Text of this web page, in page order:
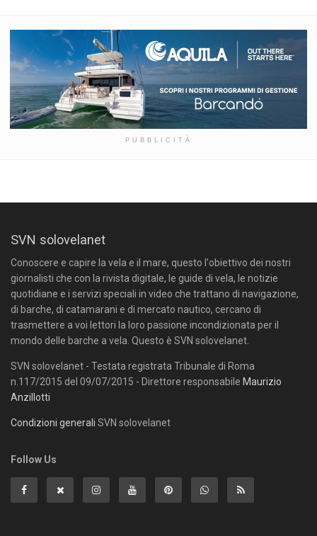
PUBBLICITÀ
SVN solovelanet
Conoscere e capire la vela e il mare, questo l'obiettivo dei nostri
giornalisti che con la rivista digitale, le guide di vela, le notizie
quotidiane e i servizi speciali in video che trattano di navigazione,
di barche, di catamarani e di mercato nautico, cercano di
trasmettere a voi lettori la loro passione incondizionata per il
mondo delle barche a vela. Questo è SVN solovelanet.
SVN solovelanet - Testata registrata Tribunale di Roma
n.117/2015 del 09/07/2015 - Direttore responsabile Maurizio
Anzillotti
Condizioni generali SVN solovelanet
Follow Us